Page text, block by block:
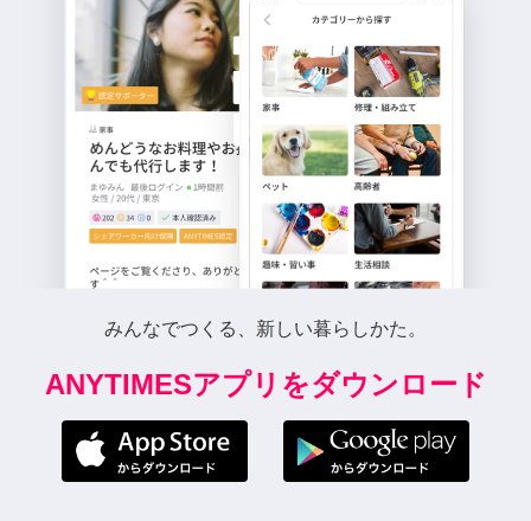
みんなでつくる、新しい暮らしかた。
ANYTIMESアプリをダウンロード